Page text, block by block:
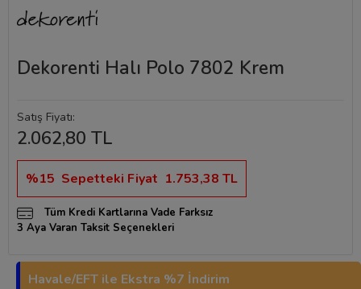
Dekorenti Halı Polo 7802 Krem
Satış Fiyatı:
2.062,80 TL
%15 Sepetteki Fiyat 1.753,38 TL
Tüm Kredi Kartlarına Vade Farksız
3 Aya Varan Taksit Seçenekleri
Havale/EFT ile Ekstra %7 İndirim